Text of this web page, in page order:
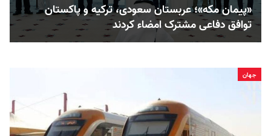
«پیمان مکه»؛ عربستان سعودی، ترکیه و پاکستان
توافق دفاعی مشترک امضاء کردند
جهان